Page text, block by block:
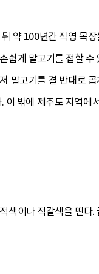
약 100년간 직영 목
쉽게 말고기를 접할
말고기를 결 반대로
이 밖에 제주도 지역에
색이나 적갈색을 띤다